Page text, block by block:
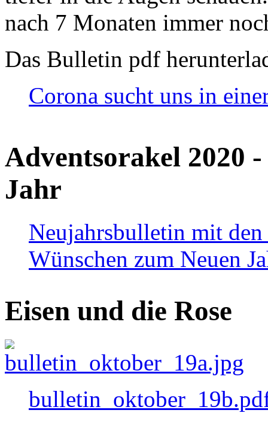
nach 7 Monaten immer
Das Bulletin pdf
Corona sucht uns in
Adventsorakel 2020
Jahr
Neujahrsbulletin mit den
Wünschen zum Neuen
Eisen und die Rose